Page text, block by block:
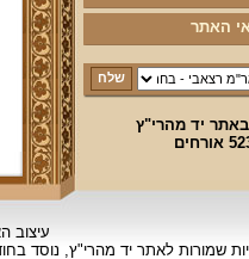
האתר
באתר יד מהרי"ץ
אורחים
עיצוב
שמורות לאתר יד מהרי"ץ, נוסד